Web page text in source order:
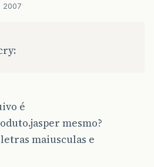
2007
é
mesmo?
maiusculas e